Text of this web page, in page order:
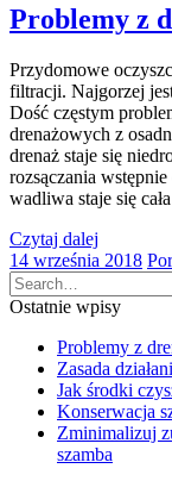
Problemy z
Przydomowe
filtracji. Najgorzej
Dość częstym
drenażowych z
drenaż staje się
rozsączania
wadliwa staje się
Czytaj dalej
14 września 2018
Ostatnie wpisy
Problemy z
Zasada
Jak środki
Konserwacja
Zminimalizuj
szamba